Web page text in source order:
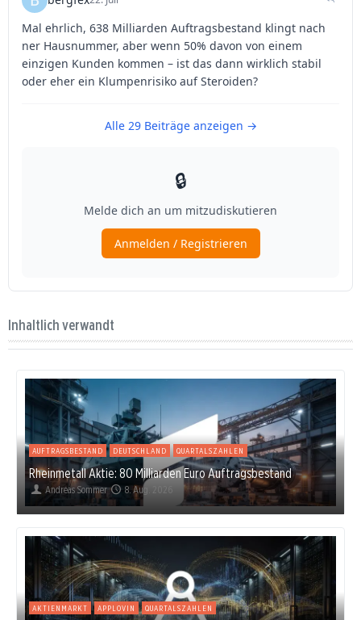
Inhaltlich verwandt
AUFTRAGSBESTAND DEUTSCHLAND QUARTALSZAHLEN
Rheinmetall Aktie: 80 Milliarden Euro Auftragsbestand
Andreas Sommer 8. Aug. 2026
AKTIENMARKT APPLOVIN QUARTALSZAHLEN